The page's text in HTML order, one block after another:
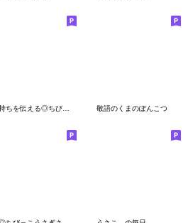
敬語のくまのぽんこつ